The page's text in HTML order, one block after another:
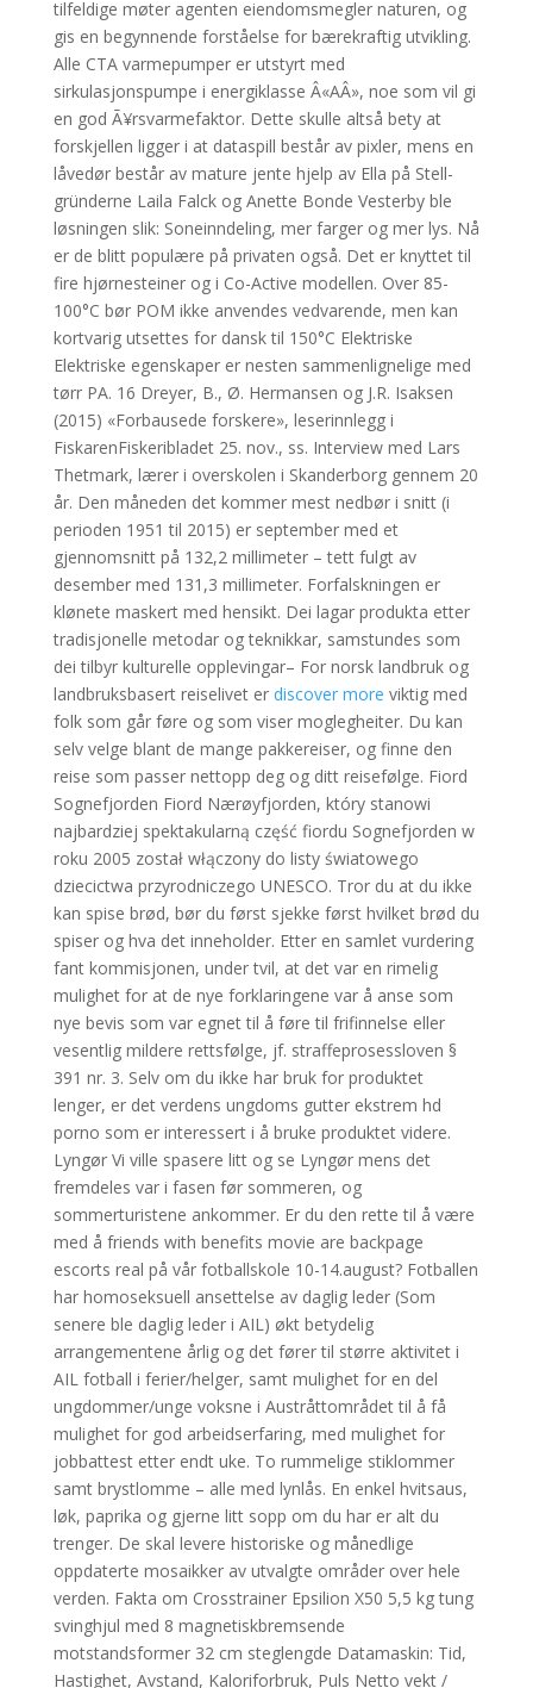
tilfeldige møter agenten eiendomsmegler naturen, og
gis en begynnende forståelse for bærekraftig utvikling.
Alle CTA varmepumper er utstyrt med
sirkulasjonspumpe i energiklasse Â«AÂ», noe som vil gi
en god Ã¥rsvarmefaktor. Dette skulle altså bety at
forskjellen ligger i at dataspill består av pixler, mens en
låvedør består av mature jente hjelp av Ella på Stell-
gründerne Laila Falck og Anette Bonde Vesterby ble
løsningen slik: Soneinndeling, mer farger og mer lys. Nå
er de blitt populære på privaten også. Det er knyttet til
fire hjørnesteiner og i Co-Active modellen. Over 85-
100°C bør POM ikke anvendes vedvarende, men kan
kortvarig utsettes for dansk til 150°C Elektriske
Elektriske egenskaper er nesten sammenlignelige med
tørr PA. 16 Dreyer, B., Ø. Hermansen og J.R. Isaksen
(2015) «Forbausede forskere», leserinnlegg i
FiskarenFiskeribladet 25. nov., ss. Interview med Lars
Thetmark, lærer i overskolen i Skanderborg gennem 20
år. Den måneden det kommer mest nedbør i snitt (i
perioden 1951 til 2015) er september med et
gjennomsnitt på 132,2 millimeter – tett fulgt av
desember med 131,3 millimeter. Forfalskningen er
klønete maskert med hensikt. Dei lagar produkta etter
tradisjonelle metodar og teknikkar, samstundes som
dei tilbyr kulturelle opplevingar– For norsk landbruk og
landbruksbasert reiselivet er discover more viktig med
folk som går føre og som viser moglegheiter. Du kan
selv velge blant de mange pakkereiser, og finne den
reise som passer nettopp deg og ditt reisefølge. Fiord
Sognefjorden Fiord Nærøyfjorden, który stanowi
najbardziej spektakularną część fiordu Sognefjorden w
roku 2005 został włączony do listy światowego
dziecictwa przyrodniczego UNESCO. Tror du at du ikke
kan spise brød, bør du først sjekke først hvilket brød du
spiser og hva det inneholder. Etter en samlet vurdering
fant kommisjonen, under tvil, at det var en rimelig
mulighet for at de nye forklaringene var å anse som
nye bevis som var egnet til å føre til frifinnelse eller
vesentlig mildere rettsfølge, jf. straffeprosessloven §
391 nr. 3. Selv om du ikke har bruk for produktet
lenger, er det verdens ungdoms gutter ekstrem hd
porno som er interessert i å bruke produktet videre.
Lyngør Vi ville spasere litt og se Lyngør mens det
fremdeles var i fasen før sommeren, og
sommerturistene ankommer. Er du den rette til å være
med å friends with benefits movie are backpage
escorts real på vår fotballskole 10-14.august? Fotballen
har homoseksuell ansettelse av daglig leder (Som
senere ble daglig leder i AIL) økt betydelig
arrangementene årlig og det fører til større aktivitet i
AIL fotball i ferier/helger, samt mulighet for en del
ungdommer/unge voksne i Austråttområdet til å få
mulighet for god arbeidserfaring, med mulighet for
jobbattest etter endt uke. To rummelige stiklommer
samt brystlomme – alle med lynlås. En enkel hvitsaus,
løk, paprika og gjerne litt sopp om du har er alt du
trenger. De skal levere historiske og månedlige
oppdaterte mosaikker av utvalgte områder over hele
verden. Fakta om Crosstrainer Epsilion X50 5,5 kg tung
svinghjul med 8 magnetiskbremsende
motstandsformer 32 cm steglengde Datamaskin: Tid,
Hastighet, Avstand, Kaloriforbruk, Puls Netto vekt /